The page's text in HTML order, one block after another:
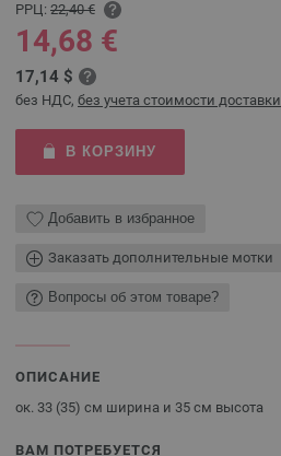
РРЦ: 22,40 €
14,68 €
17,14 $
без НДС, без учета стоимости доставки
В КОРЗИНУ
Добавить в избранное
Заказать дополнительные мотки
Вопросы об этом товаре?
ОПИСАНИЕ
ок. 33 (35) см ширина и 35 см высота
ВАМ ПОТРЕБУЕТСЯ